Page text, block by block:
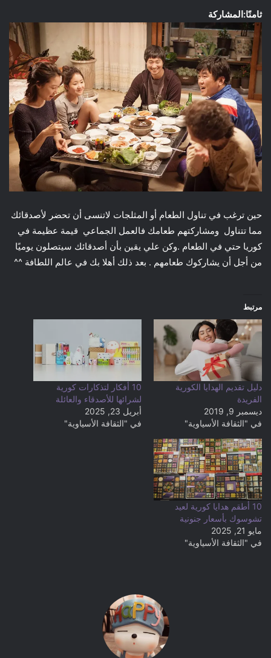
ثامنًا:المشاركة
حين ترغب في تناول الطعام أو المثلجات لاتنسى أن تحضر لأصدقائك
مما تتناول ومشاركتهم طعامك فالعمل الجماعي قيمة عظيمة في
كوريا حتي في الطعام .وكن علي يقين بأن أصدقائك سيتصلون يوميًا
من أجل أن يشاركوك طعامهم . بعد ذلك أهلا بك في عالم اللطافة ^^
مرتبط
دليل تقديم الهدايا الكورية
الفريدة
ديسمبر 9, 2019
في "الثقافة الأسياوية"
10 أفكار لتذكارات كورية
لشرائها للأصدقاء والعائلة
أبريل 23, 2025
في "الثقافة الأسياوية"
10 أطقم هدايا كورية لعيد
تشوسوك بأسعار جنونية
مايو 21, 2025
في "الثقافة الأسياوية"